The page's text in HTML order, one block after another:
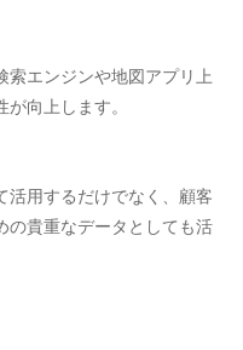
エンジンや地図アプリ上
向上します。
活用するだけでなく、顧客
の貴重なデータとしても活